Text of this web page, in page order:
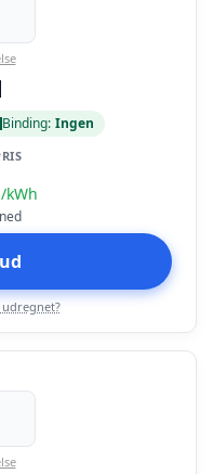
Binding: Ingen
kWh